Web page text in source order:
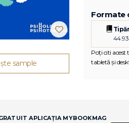
sample
Formate
44.93
Poți citi
tabletă și
APLICAȚIA MYBOOKMAG